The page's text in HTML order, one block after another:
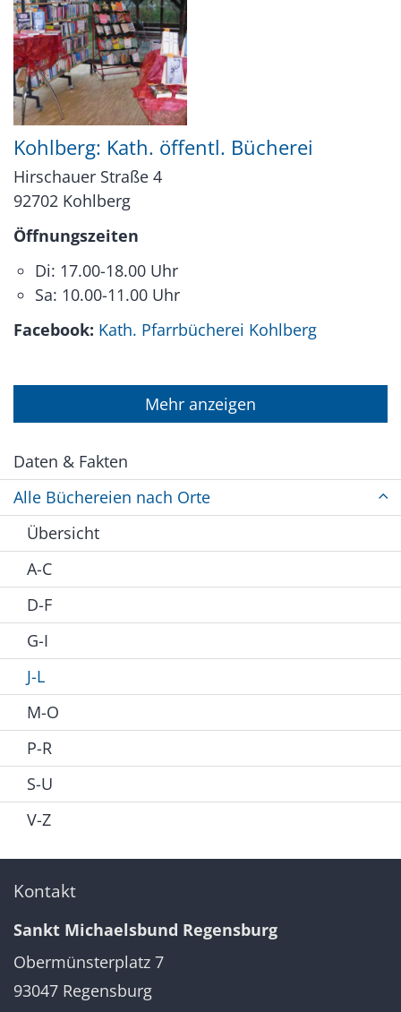
Kohlberg: Kath. öffentl. Bücherei
Hirschauer Straße 4
92702 Kohlberg
Öffnungszeiten
Di: 17.00-18.00 Uhr
Sa: 10.00-11.00 Uhr
Facebook: Kath. Pfarrbücherei Kohlberg
Mehr anzeigen
Daten & Fakten
Alle Büchereien nach Orte
Übersicht
A-C
D-F
G-I
J-L
M-O
P-R
S-U
V-Z
Kontakt
Sankt Michaelsbund Regensburg
Obermünsterplatz 7
93047 Regensburg